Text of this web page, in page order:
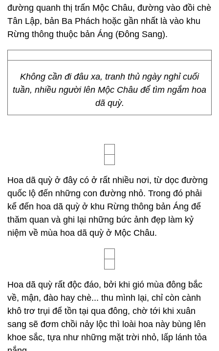
đường quanh thị trấn Mộc Châu, đường vào đồi chè
Tân Lập, bản Ba Phách hoặc gần nhất là vào khu
Rừng thông thuộc bản Áng (Đông Sang).
Không cần đi đâu xa, tranh thủ ngày nghỉ cuối
tuần, nhiều người lên Mộc Châu để tìm ngắm hoa
dã quỳ.
Hoa dã quỳ ở đây có ở rất nhiều nơi, từ dọc đường
quốc lộ đến những con đường nhỏ. Trong đó phải
kể đến hoa dã quỳ ở khu Rừng thông bản Áng để
thăm quan và ghi lại những bức ảnh đẹp làm kỷ
niệm về mùa hoa dã quỳ ở Mộc Châu.
Hoa dã quỳ rất độc đáo, bởi khi gió mùa đông bắc
về, mận, đào hay chè... thu mình lại, chỉ còn cành
khô trơ trụi để tồn tại qua đông, chờ tới khi xuân
sang sẽ đơm chồi nảy lộc thì loài hoa này bùng lên
khoe sắc, tựa như những mặt trời nhỏ, lấp lánh tỏa